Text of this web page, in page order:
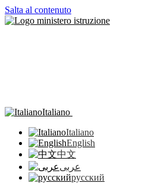
Salta al contenuto
Italiano
Italiano
English
中文
عربى
русский